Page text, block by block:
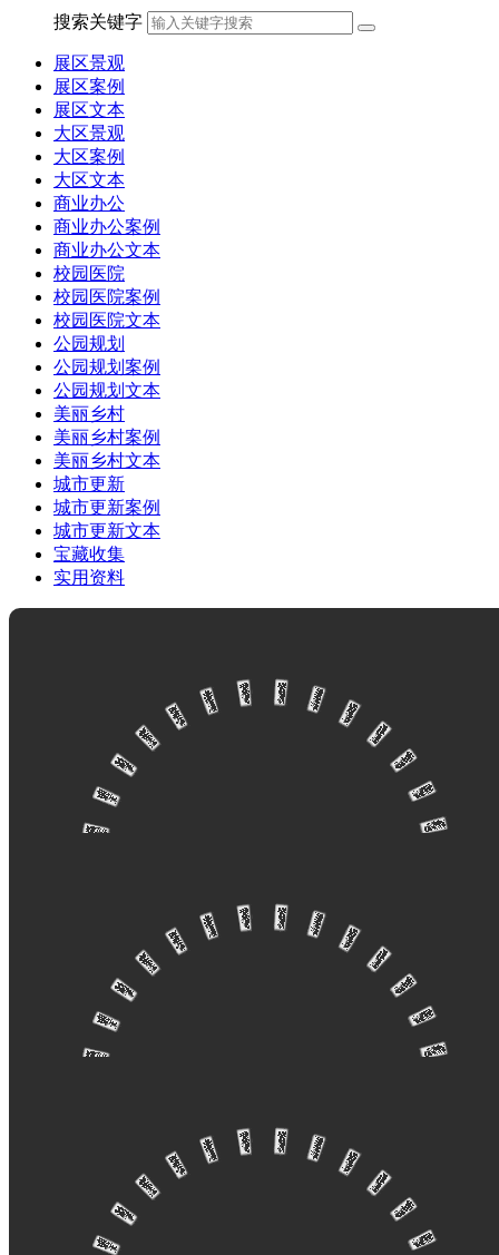
搜索关键字
展区景观
展区案例
展区文本
大区景观
大区案例
大区文本
商业办公
商业办公案例
商业办公文本
校园医院
校园医院案例
校园医院文本
公园规划
公园规划案例
公园规划文本
美丽乡村
美丽乡村案例
美丽乡村文本
城市更新
城市更新案例
城市更新文本
宝藏收集
实用资料